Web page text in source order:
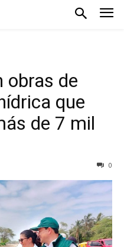
obras de
que
de 7 mil
0